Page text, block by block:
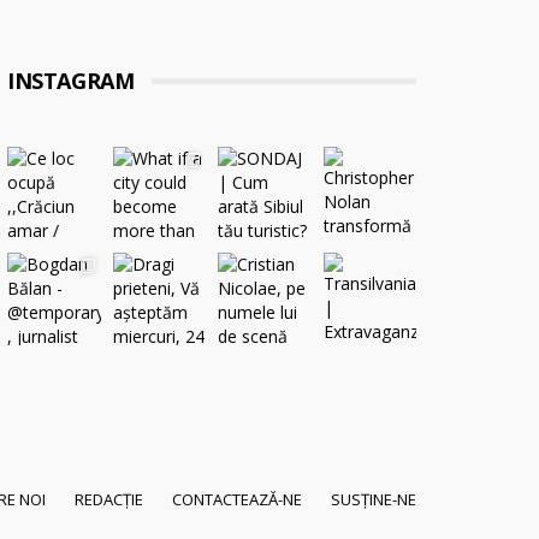
INSTAGRAM
NOI REDACȚIE CONTACTEAZĂ-NE SUSȚINE-NE